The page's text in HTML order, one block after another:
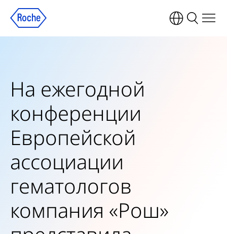
На ежегодной
конференции
Европейской
ассоциации
гематологов
компания «Рош»